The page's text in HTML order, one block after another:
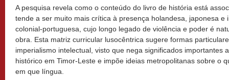
A pesquisa revela como o conteúdo do livro de história está
tende a ser muito mais crítica à presença holandesa, japonesa e
colonial-portuguesa, cujo longo legado de violência e poder é
obra. Esta matriz curricular lusocêntrica sugere formas
imperialismo intelectual, visto que nega significados importantes
histórico em Timor-Leste e impõe ideias metropolitanas sobre o
em que língua.